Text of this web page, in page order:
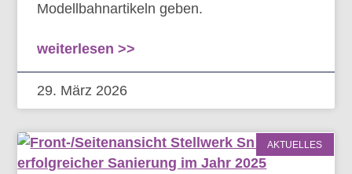
Modellbahnartikeln geben.
weiterlesen >>
29. März 2026
AKTUELLES